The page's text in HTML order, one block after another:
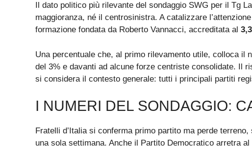
Il dato politico più rilevante del sondaggio SWG per il Tg
maggioranza, né il centrosinistra. A catalizzare
formazione fondata da Roberto Vannacci, accreditata al
Una percentuale che, al primo rilevamento utile, colloca il
del 3% e davanti ad alcune forze centriste consolidate. Il
si considera il contesto generale: tutti i principali partiti
I NUMERI DEL SONDAGGIO:
Fratelli d’Italia si conferma primo partito ma perde terreno,
una sola settimana. Anche il Partito Democratico arretra al